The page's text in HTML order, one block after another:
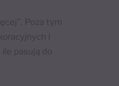
Poza tym
i
pasują do